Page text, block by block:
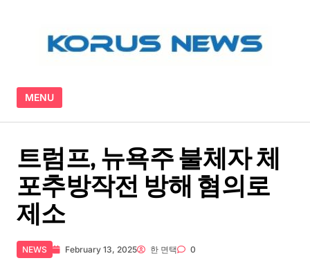
MENU
트럼프, 뉴욕주 불체자 체
포추방작전 방해 혐의로
제소
NEWS February 13, 2025 한 면택 0